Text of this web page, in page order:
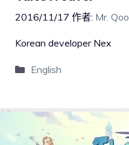
2016/11/17 作者: Mr. Qoo
Korean developer Nex
English